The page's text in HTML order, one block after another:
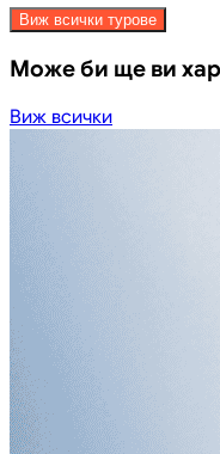
Виж всички турове
Може би ще ви
Виж всички